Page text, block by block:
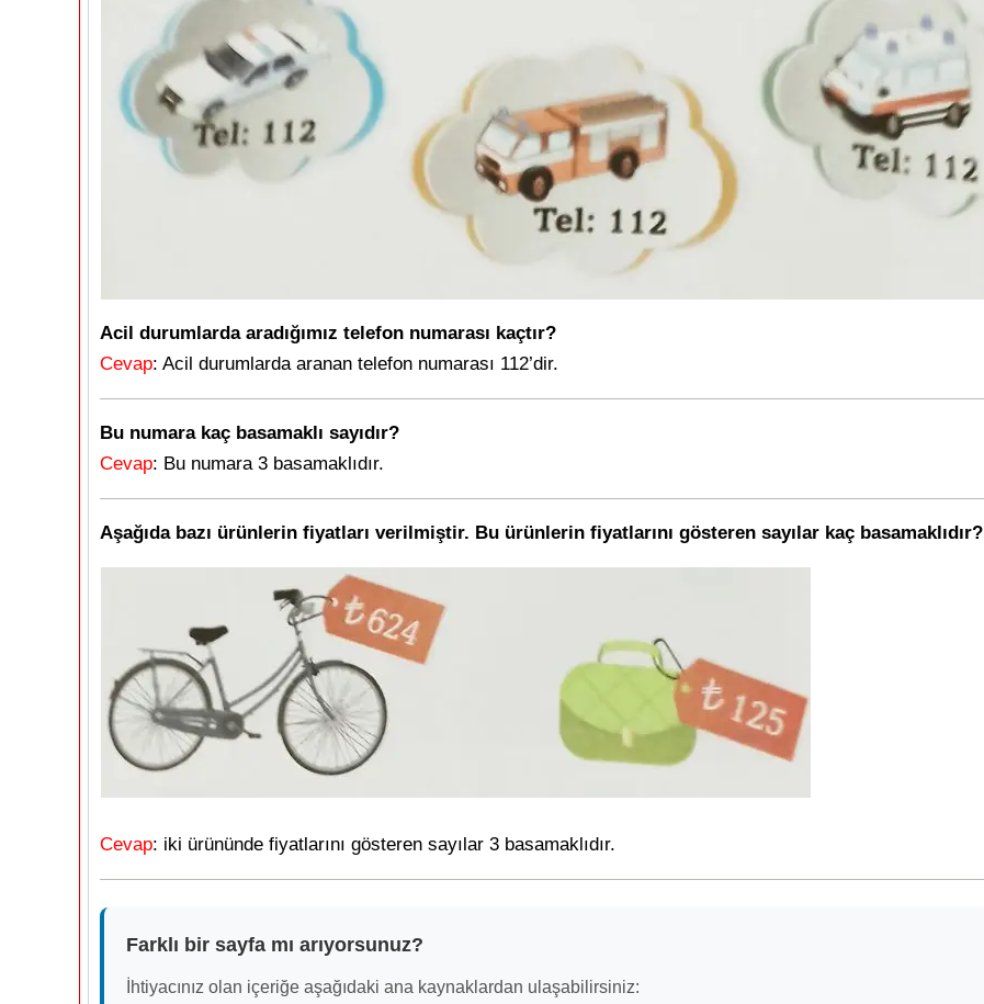
Acil durumlarda aradığımız telefon numarası kaçtır?
Cevap: Acil durumlarda aranan telefon numarası 112’dir.
Bu numara kaç basamaklı sayıdır?
Cevap: Bu numara 3 basamaklıdır.
Aşağıda bazı ürünlerin fiyatları verilmiştir. Bu ürünlerin fiyatlarını gösteren sayılar kaç basamaklıdır?
Cevap: iki ürününde fiyatlarını gösteren sayılar 3 basamaklıdır.
Farklı bir sayfa mı arıyorsunuz?
İhtiyacınız olan içeriğe aşağıdaki ana kaynaklardan ulaşabilirsiniz: